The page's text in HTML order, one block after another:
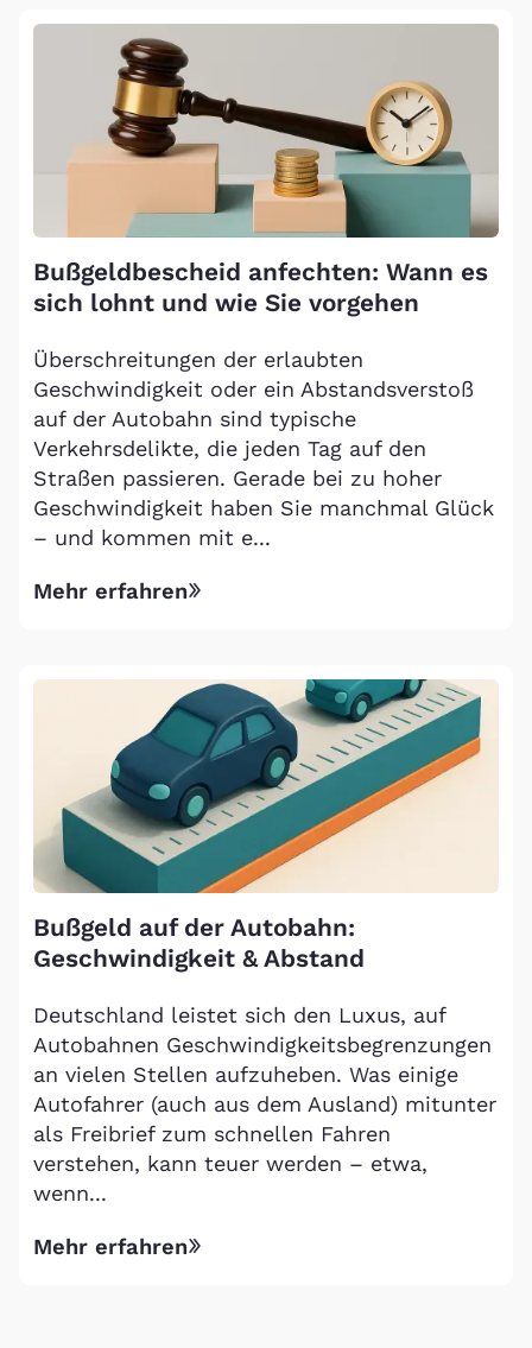
Bußgeldbescheid anfechten: Wann es
sich lohnt und wie Sie vorgehen
Überschreitungen der erlaubten
Geschwindigkeit oder ein Abstandsverstoß
auf der Autobahn sind typische
Verkehrsdelikte, die jeden Tag auf den
Straßen passieren. Gerade bei zu hoher
Geschwindigkeit haben Sie manchmal Glück
– und kommen mit e...
Mehr erfahren
Bußgeld auf der Autobahn:
Geschwindigkeit & Abstand
Deutschland leistet sich den Luxus, auf
Autobahnen Geschwindigkeitsbegrenzungen
an vielen Stellen aufzuheben. Was einige
Autofahrer (auch aus dem Ausland) mitunter
als Freibrief zum schnellen Fahren
verstehen, kann teuer werden – etwa,
wenn...
Mehr erfahren